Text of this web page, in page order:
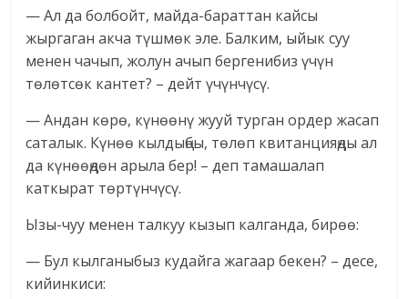
— Ал да болбойт, майда-бараттан кайсы
жыргаган акча түшмөк эле. Балким, ыйык суу
менен чачып, жолун ачып бергенибиз үчүн
төлөтсөк кантет? – дейт үчүнчүсү.
— Андан көрө, күнөөнү жууй турган ордер жасап
саталык. Күнөө кылдыңбы, төлөп квитанцияңды ал
да күнөөңдөн арыла бер! – деп тамашалап
каткырат төртүнчүсү.
Ызы-чуу менен талкуу кызып калганда, бирөө:
— Бул кылганыбыз кудайга жагаар бекен? – десе,
кийинкиси: